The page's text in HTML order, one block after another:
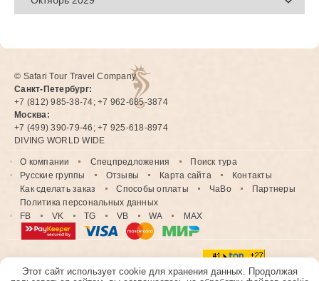
© Safari Tour Travel Company
Санкт-Петербург:
+7 (812) 985-38-74; +7 962-685-3874
Москва:
+7 (499) 390-79-46; +7 925-618-8974
DIVING WORLD WIDE
О компании Спецпредложения
Поиск тура
Русские группы
Отзывы Карта сайта
Контакты
Как сделать заказ
Способы оплаты ЧаВо
Партнеры
Политика персональных данных
FB
VK TG VB WA MAX
Этот сайт использует cookie для хранения данных. Продолжая